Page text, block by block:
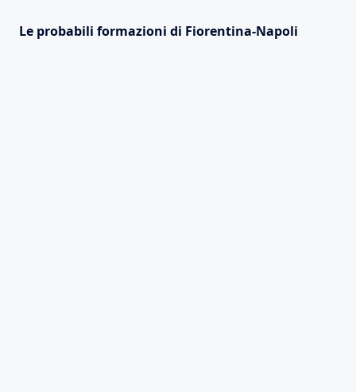
Le probabili formazioni di Fiorentina-Napoli